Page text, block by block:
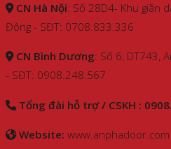
CN Hà Nội: Số 28D4- Khu giãn
Đông - SĐT: 0708.833.336
CN Bình Dương: Số 6, DT743,
- SĐT: 0908.248.567
Tổng đài hỗ trợ / CSKH :
Website: